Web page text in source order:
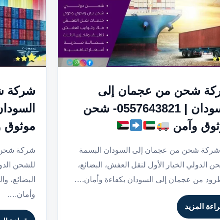
شحن من عجمان إلى
السودان | 0557643821- شحن
وآمن
شركة شحن من عجمان إلى السودان البسمة
الدولي الخيار الأول لنقل العفش، البضائع،
من عجمان إلى السودان بكفاءة وأمان.…
المزيد
شركة
شركة شحن
للشحن
البضائع،
وأمان.…